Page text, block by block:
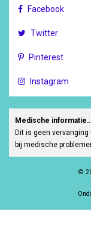
Facebook
Twitter
Pinterest
Instagram
Medische
Dit is geen
bij medische
©